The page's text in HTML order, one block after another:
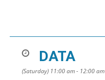
DATA
(Saturday) 11:00 am - 12:00 am